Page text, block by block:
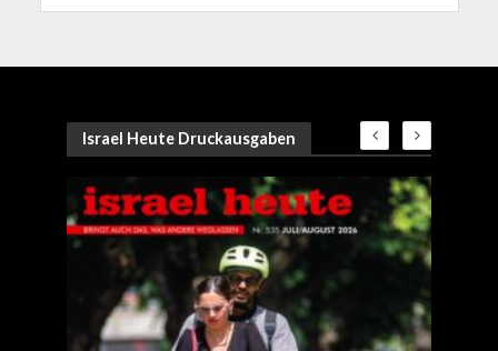
Israel Heute Druckausgaben